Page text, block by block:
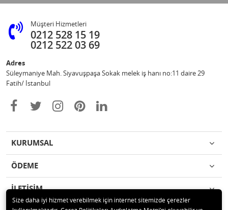
Müşteri Hizmetleri
0212 528 15 19
0212 522 03 69
Adres
Süleymaniye Mah. Siyavuşpaşa Sokak melek iş hanı no:11 daire 29
Fatih/ İstanbul
KURUMSAL
ÖDEME
İLETİŞİM
Size daha iyi hizmet verebilmek için internet sitemizde çerezler